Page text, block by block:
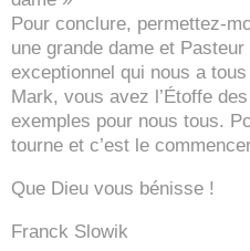
Pour conclure, permettez-
une grande dame et
exceptionnel qui nous a
Mark, vous avez l’Étoffe
exemples pour nous tous.
tourne et c’est le
Que Dieu vous bénisse !
Franck Slowik